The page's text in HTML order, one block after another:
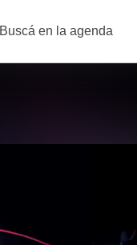
Buscá en la agenda